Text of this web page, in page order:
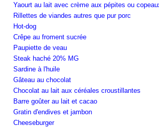
Yaourt au lait avec crème aux pépites ou
Rillettes de viandes autres que pur porc
Hot-dog
Crêpe au froment sucrée
Paupiette de veau
Steak haché 20% MG
Sardine à l'huile
Gâteau au chocolat
Chocolat au lait aux céréales croustillantes
Barre goûter au lait et cacao
Gratin d'endives et jambon
Cheeseburger